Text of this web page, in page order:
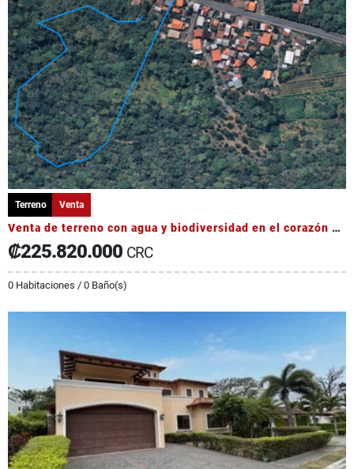
Terreno Venta
Venta de terreno con agua y biodiversidad en el corazón de Occidente
₡225.820.000 CRC
0 Habitaciones / 0 Baño(s)